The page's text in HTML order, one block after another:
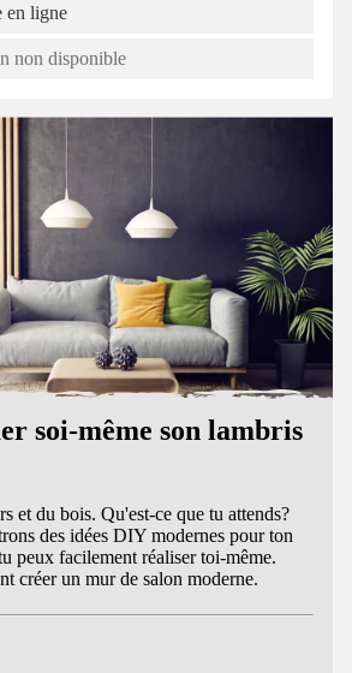
en ligne
non disponible
soi-même son lambris
et du bois. Qu'est-ce que tu attends?
des idées DIY modernes pour ton
peux facilement réaliser toi-même.
créer un mur de salon moderne.